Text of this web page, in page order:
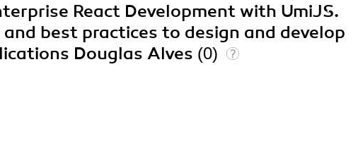
React Development with UmiJS.
best practices to design and develop
Douglas Alves (0)